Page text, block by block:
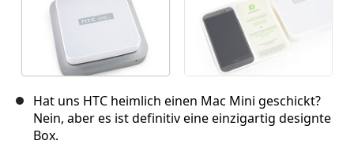
Hat uns HTC heimlich einen Mac Mini geschickt?
Nein, aber es ist definitiv eine einzigartig designte
Box.